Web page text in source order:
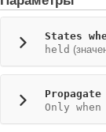
States
held
Only